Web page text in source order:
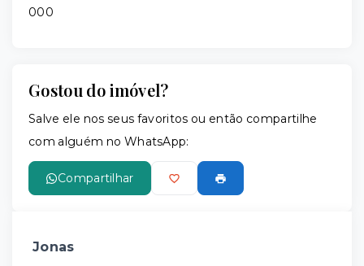
000
Gostou do imóvel?
Salve ele nos seus favoritos ou então compartilhe
com alguém no WhatsApp:
Compartilhar
Jonas